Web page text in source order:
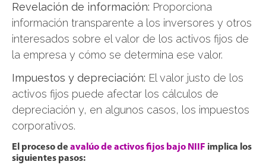
Revelación de información: Proporciona
información transparente a los inversores y otros
interesados sobre el valor de los activos fijos de
la empresa y cómo se determina ese valor.
Impuestos y depreciación: El valor justo de los
activos fijos puede afectar los cálculos de
depreciación y, en algunos casos, los impuestos
corporativos.
El proceso de avalúo de activos fijos bajo NIIF implica los
siguientes pasos: